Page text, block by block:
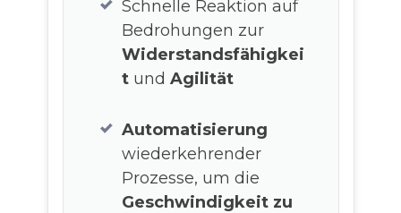
Schnelle Reaktion auf
Bedrohungen zur
Widerstandsfähigkei
tund Agilität
Automatisierung
wiederkehrender
Prozesse, um die
Geschwindigkeit zu